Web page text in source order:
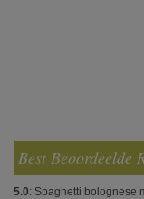
Best Beoordeelde
5.0: Spaghetti bolognese